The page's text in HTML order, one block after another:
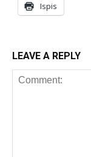
Ispis
LEAVE A REPLY